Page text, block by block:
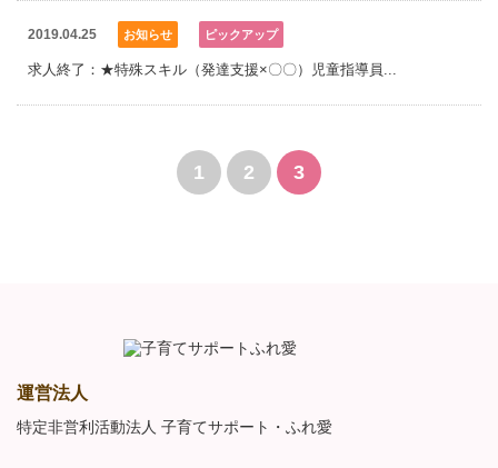
2019.04.25 お知らせ ピックアップ
求人終了：★特殊スキル（発達支援×〇〇）児童指導員...
1 2 3
運営法人
特定非営利活動法人 子育てサポート・ふれ愛